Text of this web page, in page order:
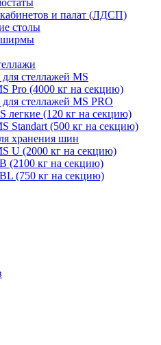
и палат (ЛДСП)
столы
стеллажей MS
Pro (4000 кг на секцию)
стеллажей MS PRO
легкие (120 кг на секцию)
Standart (500 кг на секцию)
хранения шин
U (2000 кг на секцию)
(2100 кг на секцию)
(750 кг на секцию)